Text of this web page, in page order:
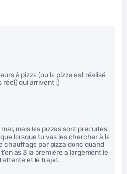
à pizza (ou la pizza est réalisé
réel) qui arrivent ;)
mal, mais les pizzas sont précuites
lorsque tu vas les chercher à la
chauffage par pizza donc quand
as 3 la première a largement le
et le trajet.